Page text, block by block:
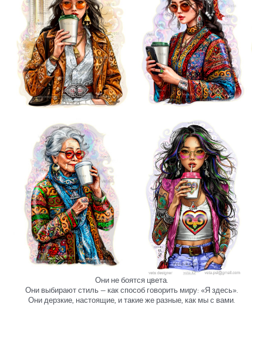
Они не боятся цвета.
Они выбирают стиль — как способ говорить миру: «Я здесь».
Они дерзкие, настоящие, и такие же разные, как мы с вами.